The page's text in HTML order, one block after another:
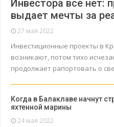
Инвестора всё нет:
выдает мечты за
27 мая 2022
Инвестиционные проекты в
возникают, потом тихо
продолжает рапортовать о
Когда в Балаклаве начнут
яхтенной марины
24 мая 2022